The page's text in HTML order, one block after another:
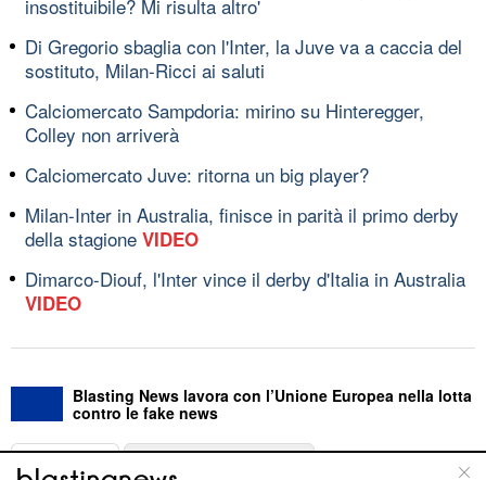
insostituibile? Mi risulta altro'
Di Gregorio sbaglia con l'Inter, la Juve va a caccia del
sostituto, Milan-Ricci ai saluti
Calciomercato Sampdoria: mirino su Hinteregger,
Colley non arriverà
Calciomercato Juve: ritorna un big player?
Milan-Inter in Australia, finisce in parità il primo derby
della stagione VIDEO
Dimarco-Diouf, l'Inter vince il derby d'Italia in Australia
VIDEO
Blasting News lavora con l’Unione Europea nella lotta
contro le fake news
ABOUT